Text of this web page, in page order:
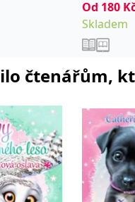
Šebková
Od 180
Skladem
čtenářům,